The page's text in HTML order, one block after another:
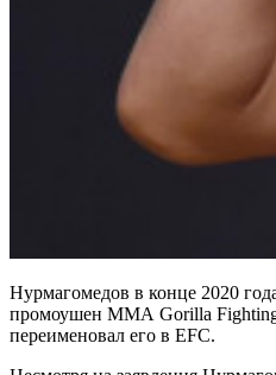
Нурмагомедов в конце 2020
промоушен ММА Gorilla Fighting
переименовал его в EFC.